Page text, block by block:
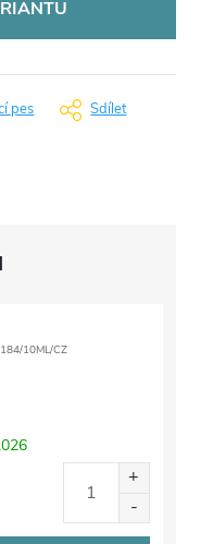
pes Sdílet
10ML/CZ